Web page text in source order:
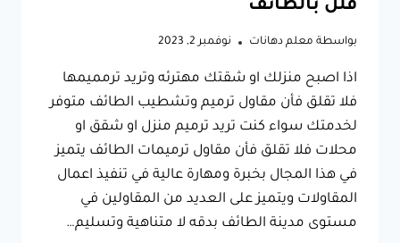
فلل بالطائف
بواسطة معلم دهانات نوفمبر 2, 2023
اذا اصبح منزلك او شقتك مهترئه وتريد ترمميمها
فلا تقلق فأن مقاول ترميم وتشطيب الطائف متوفر
لخدمتك سواء كنت تريد ترميم منزل او شقق او
محلات فلا تقلق فأن مقاول ترميمات الطائف يتميز
في هذا المجال بخبرة ومهارة عالية في تنفيذ اعمال
المقاولات ويتميز على العديد من المقاولين في
مستوى مدينة الطائف بدقه لا متناهية وتسليم…